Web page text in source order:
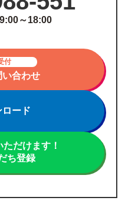
～18:00
付
い合わせ
ロード
だけます！
ち登録